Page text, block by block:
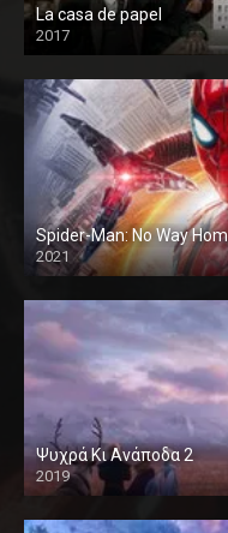
La casa de papel
2017
Spider-Man: No Way
2021
Ψυχρά Κι Ανάποδα 2
2019